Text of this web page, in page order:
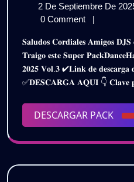
INTRO
OUTRO
2K25
–
VOL.3
|
Gratis
2 De Septiembre De
0 Comment
|
𝐒𝐚𝐥𝐮𝐝𝐨𝐬 𝐂𝐨𝐫𝐝𝐢𝐚𝐥𝐞𝐬 𝐀𝐦𝐢𝐠𝐨𝐬 𝐃𝐉𝐒 𝐝𝐞𝐥 𝐏𝐥𝐚𝐧𝐞𝐭𝐚 𝐞𝐧𝐭𝐞𝐫𝐨𝐀𝐪𝐮𝐢 𝐥𝐞𝐬
𝐓𝐫𝐚𝐢𝐠𝐨 𝐞𝐬𝐭𝐞 𝐒𝐮𝐩𝐞𝐫
𝟐𝟎𝟐𝟓 𝐕𝐨𝐥.𝟑 ✔𝐋𝐢𝐧𝐤 𝐝𝐞 𝐝𝐞𝐬𝐜𝐚𝐫𝐠𝐚
✅𝐃𝐄𝐒𝐂𝐀𝐑𝐆𝐀 𝐀𝐐𝐔𝐈 👇 𝐂𝐥𝐚𝐯𝐞
DESCARGAR PACK